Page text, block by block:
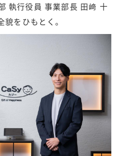
執行役員 事業部長 田﨑 十
をひもとく。